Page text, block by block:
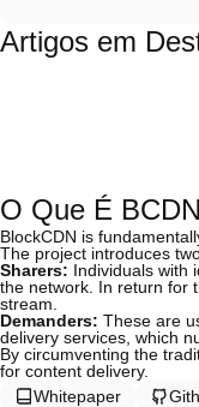
Artigos em
O Que É BCDN
BlockCDN is
The project introduces
Sharers: Individuals with
the network. In return for
stream.
Demanders: These are
delivery services, which
By circumventing the
for content delivery.
Whitepaper